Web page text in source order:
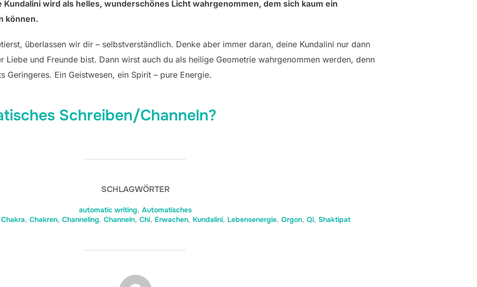
Kundalini wird als helles, wunderschönes Licht wahrgenommen, dem sich kaum ein
können.
überlassen wir dir – selbstverständlich. Denke aber immer daran, deine Kundalini nur dann
Liebe und Freunde bist. Dann wirst auch du als heilige Geometrie wahrgenommen werden, denn
Geringeres. Ein Geistwesen, ein Spirit – pure Energie.
Schreiben/Channeln?
SCHLAGWÖRTER
automatic writing, Automatisches
Chakra, Chakren, Channeling, Channeln, Chi, Erwachen, Kundalini, Lebensenergie, Orgon, Qi, Shaktipat
BEITRAGSAUTOR